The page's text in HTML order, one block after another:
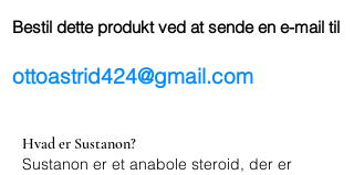
Bestil dette produkt ved at sende en e-mail til
ottoastrid424@gmail.com
Hvad er Sustanon?
Sustanon er et anabole steroid, der er